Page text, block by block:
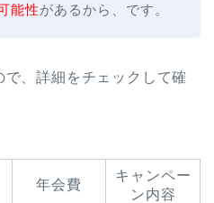
能性があるから、です。
、詳細をチェックして確
年会費
キャンペー
ン内容